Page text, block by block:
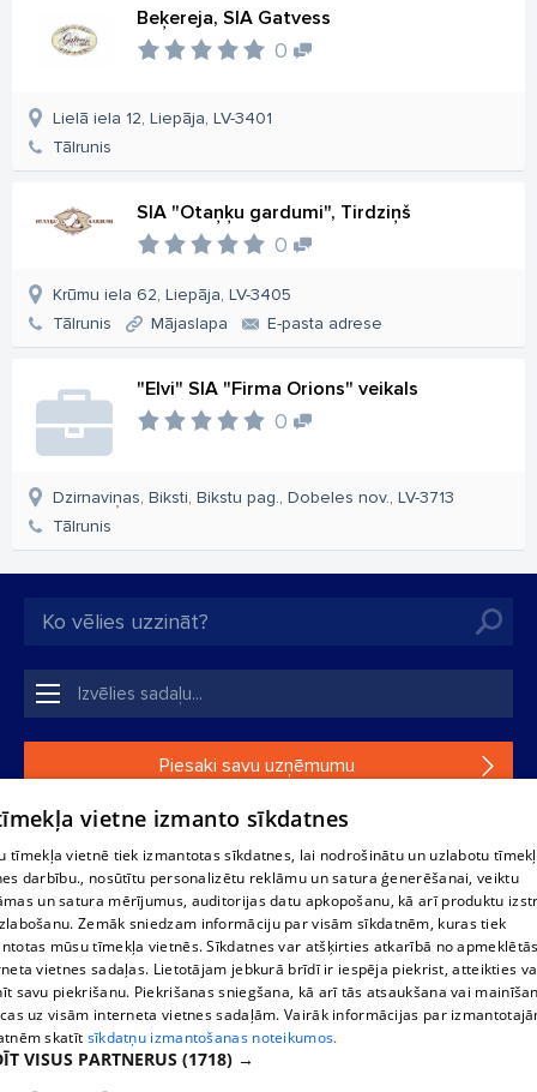
Beķereja, SIA Gatvess
0
Lielā iela 12, Liepāja, LV-3401
Tālrunis
SIA "Otaņķu gardumi", Tirdziņš
0
Krūmu iela 62, Liepāja, LV-3405
Tālrunis
Mājaslapa E-pasta adrese
"Elvi" SIA "Firma Orions" veikals
0
Dzirnaviņas, Biksti, Bikstu pag., Dobeles nov., LV-3713
Tālrunis
Piesaki savu uzņēmumu
Ja tavs uzņēmums nav mūsu datubāzē, aizpildi vienkāršu
1188 datu bāzes, tās daļas vai datu bāzē iekļautās informācijas,
vai informācijas daļas pavairošana vai izplatīšana jebkādā formā
stingri aizliegta. Tāpat arī ir aizliegta lejupielāde automātiskā
režīmā. Jebkura 1188 web lapā publicētā materiāla
pārpublicēšana ir kategoriski aizliegta bez 1188 web lapas
redakcijas atļaujas.
vietne izmanto sīkdatnes
tīmekļa vietnē tiek izmantotas sīkdatnes, lai nodrošinātu un uzlabotu
darbību., nosūtītu personalizētu reklāmu un satura ģenerēšanai, veiktu
un satura mērījumus, auditorijas datu apkopošanu, kā arī produktu
Zemāk sniedzam informāciju par visām sīkdatnēm, kuras tiek
mūsu tīmekļa vietnēs. Sīkdatnes var atšķirties atkarībā no
vietnes sadaļas. Lietotājam jebkurā brīdī ir iespēja piekrist, atteikties
savu piekrišanu. Piekrišanas sniegšana, kā arī tās atsaukšana vai
uz visām interneta vietnes sadaļām. Vairāk informācijas par
skatīt sīkdatņu izmantošanas noteikumos.
VISUS PARTNERUS (1718) →